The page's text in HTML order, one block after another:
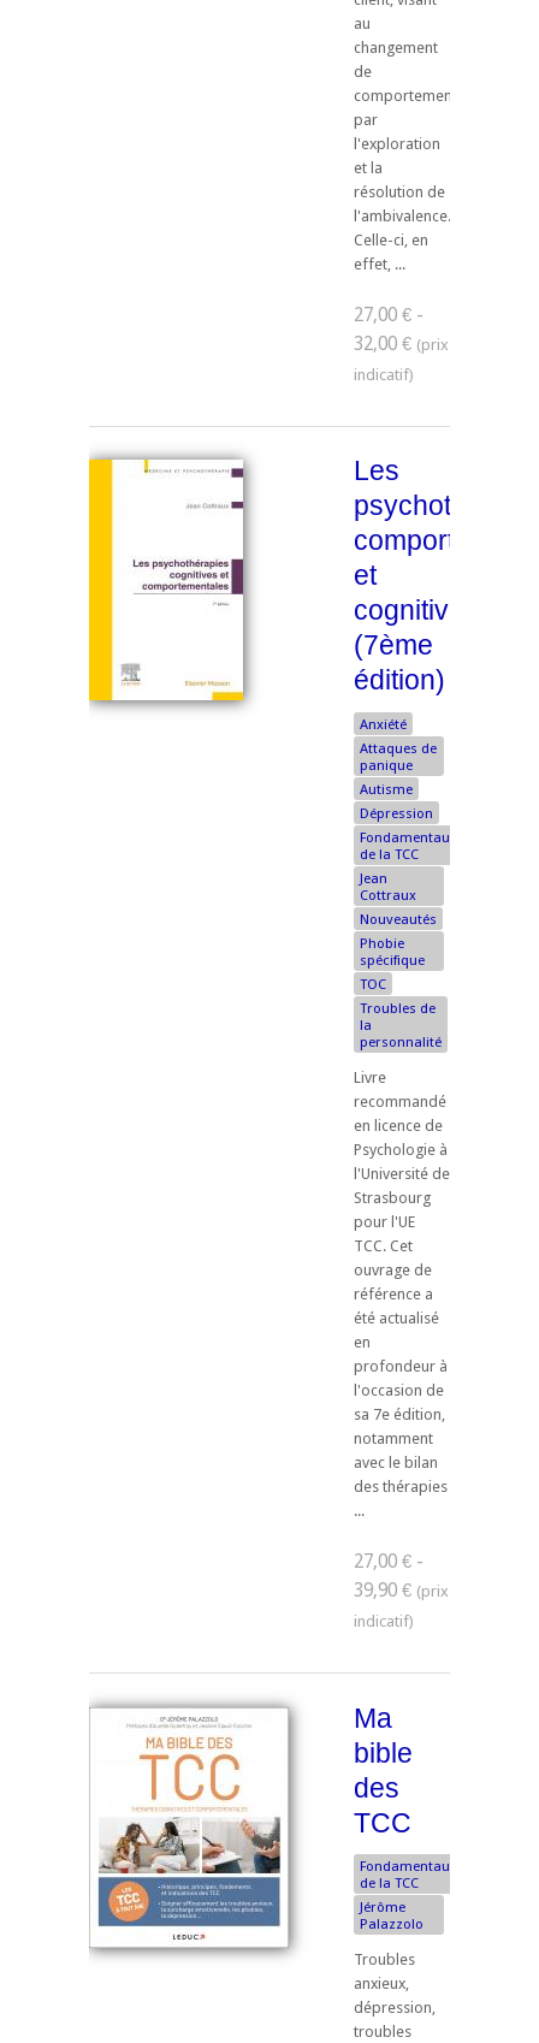
au
changement
de
comportement
par
l'exploration
et la
résolution de
l'ambivalence.
Celle-ci, en
effet, ...
27,00 € -
32,00 €
Les
et
cognitives
(7ème
édition)
Anxiété
Attaques de
panique
Autisme
Dépression
Fondamentaux
de la TCC
Jean
Cottraux
Nouveautés
Phobie
spécifique
TOC
Troubles de
la
personnalité
Livre
recommandé
en licence de
Psychologie à
l'Université de
Strasbourg
pour l'UE
TCC. ​Cet
ouvrage de
référence a
été actualisé
en
profondeur à
l'occasion de
sa 7e édition,
notamment
avec le bilan
des thérapies
...
27,00 € -
39,90 €
Ma
bible
des
TCC
Fondamentaux
de la TCC
Jérôme
Palazzolo
Troubles
anxieux,
dépression,
troubles